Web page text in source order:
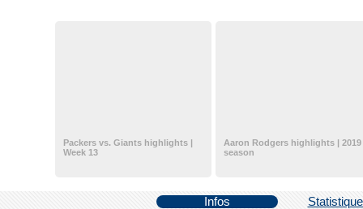
Packers vs. Giants highlights |
Week 13
Aaron Rodgers highlights | 2019
season
Infos